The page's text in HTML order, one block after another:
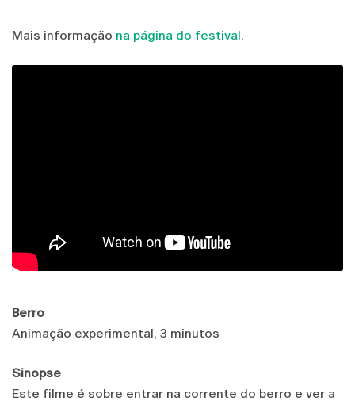
Mais informação na página do festival.
Berro
Animação experimental, 3 minutos
Sinopse
Este filme é sobre entrar na corrente do berro e ver a